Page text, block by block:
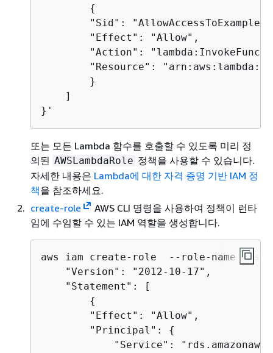
{
"Sid":
        "Effect": "Allow",
"Action":
        "Resource": "arn:aws:lambda:
        }
    ]
}'
또는 모든 Lambda 함수를 호출할 수 있도록 미리 정
의된 AWSLambdaRole 정책을 사용할 수 있습니다.
자세한 내용은 Lambda에 대한 자격 증명 기반 IAM 정
책을 참조하세요.
create-role
AWS CLI 명령을 사용하여 정책이 런타
임에 수임할 수 있는 IAM 역할을 생성합니다.
aws iam create-role  --role-name rds-
    "Version": "2012-10-17",
    "Statement": [
{
        "Effect": "Allow",
        "Principal":
{
"Service":